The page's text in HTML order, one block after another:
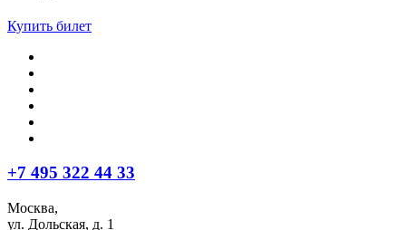
Купить билет
+7 495 322 44 33
Москва,
ул. Дольская, д. 1